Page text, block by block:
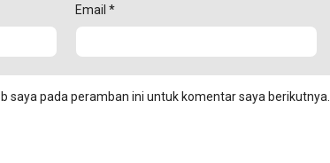
Email *
saya pada peramban ini untuk komentar saya berikutnya.